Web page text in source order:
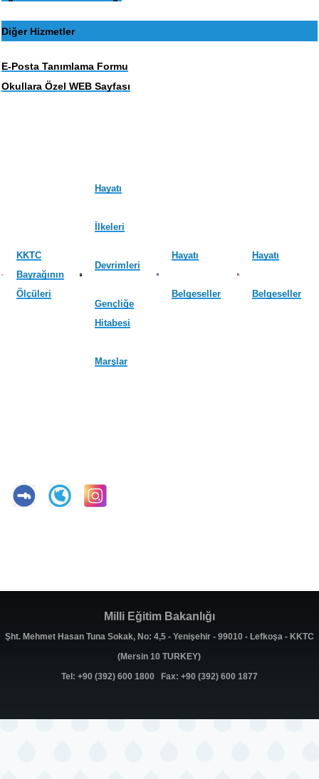
Diğer Hizmetler
E-Posta Tanımlama Formu
Okullara Özel WEB Sayfası
KKTC
Bayrağının
Ölçüleri
Hayatı
İlkeleri
Devrimleri
Gençliğe
Hitabesi
Marşlar
Hayatı
Belgeseller
Hayatı
Belgeseller
Milli Eğitim Bakanlığı
Şht. Mehmet Hasan Tuna Sokak, No: 4,5 - Yenişehir - 99010 - Lefkoşa - KKTC
(Mersin 10 TURKEY)
Tel: +90 (392) 600 1800 Fax: +90 (392) 600 1877